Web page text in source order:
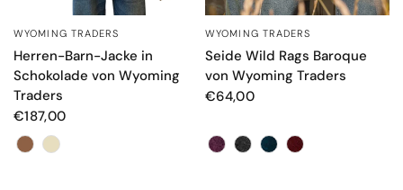
SCHNELLANSICHT
WYOMING TRADERS
Herren-Barn-Jacke in
Schokolade von Wyoming
Traders
€187,00
Colore
SCHNELLANSICHT
WYOMING TRADERS
Seide Wild Rags Baroque
von Wyoming Traders
€64,00
Farbe